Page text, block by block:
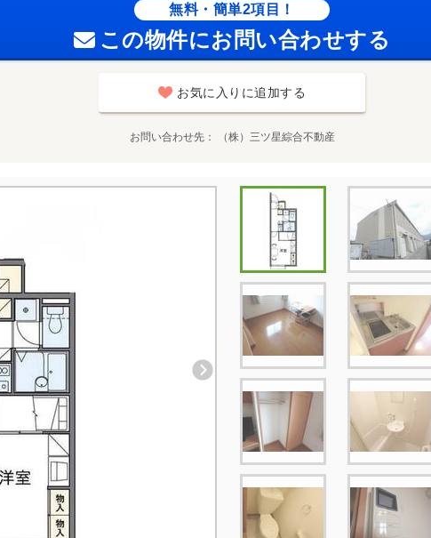
無料・簡単2項目！
この物件にお問い合わせする
お気に入りに追加する
お問い合わせ先 （株）三ツ星綜合不動産